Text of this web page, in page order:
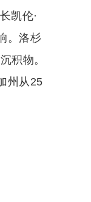
凯伦·
。洛杉
积物。
州从25